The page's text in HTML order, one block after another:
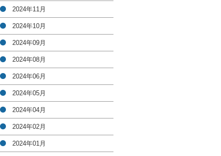
2024年11月
2024年10月
2024年09月
2024年08月
2024年06月
2024年05月
2024年04月
2024年02月
2024年01月